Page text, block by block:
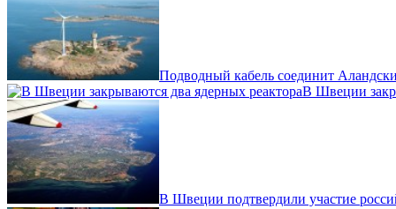
Подводный кабель соединит
В Швеции
В Швеции подтвердили участие